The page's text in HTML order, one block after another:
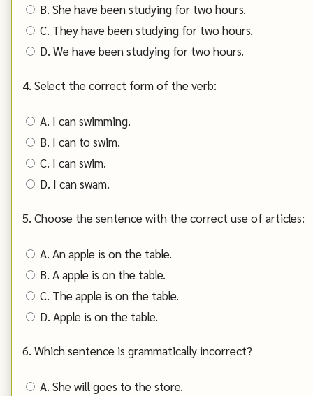
B. She have been studying for two hours.
C. They have been studying for two hours.
D. We have been studying for two hours.
4. Select the correct form of the verb:
A. I can swimming.
B. I can to swim.
C. I can swim.
D. I can swam.
5. Choose the sentence with the correct use of articles:
A. An apple is on the table.
B. A apple is on the table.
C. The apple is on the table.
D. Apple is on the table.
6. Which sentence is grammatically incorrect?
A. She will goes to the store.